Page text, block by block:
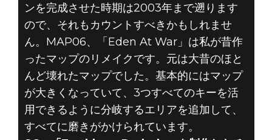
ンを完成させた時期は2003年まで遡ります
ので、それもカウントすべきかもしれませ
ん。MAP06、「Eden At War」は私が昔作
ったマップのリメイクです。元は大昔のほと
んど壊れたマップでした。基本的にはマップ
が大きくなっていて、3つすべてのキーを活
用できるように分岐するエリアを追加して、
すべてに磨きがかけられています。